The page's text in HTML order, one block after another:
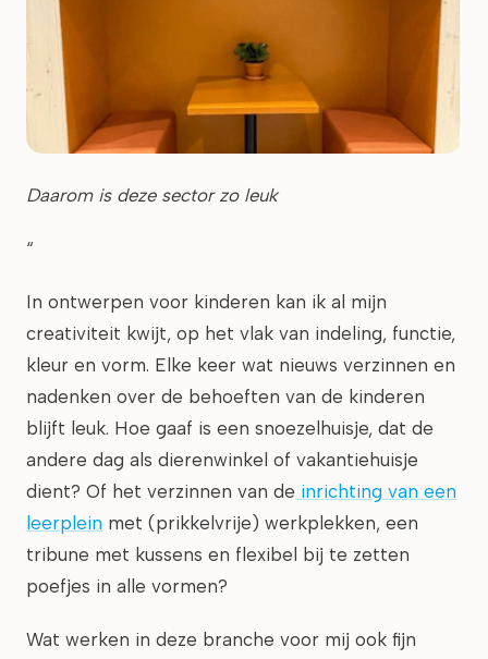
Daarom is deze sector zo leuk
“
In ontwerpen voor kinderen kan ik al mijn
creativiteit kwijt, op het vlak van indeling, functie,
kleur en vorm. Elke keer wat nieuws verzinnen en
nadenken over de behoeften van de kinderen
blijft leuk. Hoe gaaf is een snoezelhuisje, dat de
andere dag als dierenwinkel of vakantiehuisje
dient? Of het verzinnen van de inrichting van een
leerplein met (prikkelvrije) werkplekken, een
tribune met kussens en flexibel bij te zetten
poefjes in alle vormen?
Wat werken in deze branche voor mij ook fijn